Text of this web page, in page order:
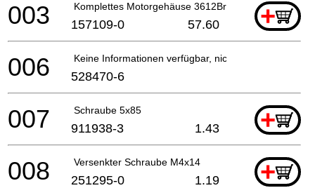
Komplettes Motorgehäuse 3612Br * +
003 157109-0 57.60
Keine Informationen verfügbar, nicht bestellbar
006 528470-6
Schraube 5x85 +
007 911938-3 1.43
Versenkter Schraube M4x14 +
008 251295-0 1.19